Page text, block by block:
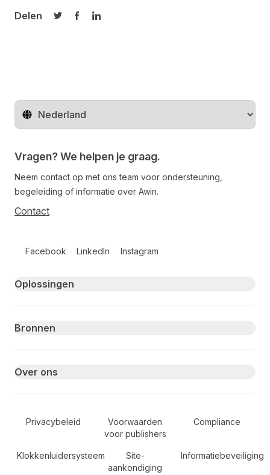
Delen
Delen op Twitter
Delen op Facebook
Delen op LinkedIn
Regio wijzigen
Vragen? We helpen je graag.
Neem contact op met ons team voor ondersteuning,
begeleiding of informatie over Awin.
Contact
Facebook LinkedIn Instagram
Primary footer navigation
Oplossingen
Bronnen
Over ons
Secondary Footer Navigation
Privacybeleid
Voorwaarden
voor publishers
Compliance
Klokkenluidersysteem
Site-
aankondiging
Informatiebeveiliging